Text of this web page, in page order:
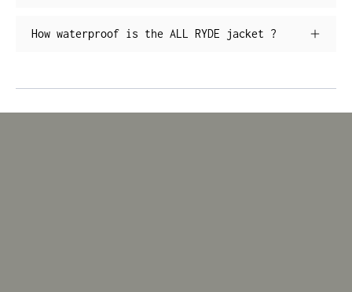
How waterproof is the ALL RYDE jacket ?